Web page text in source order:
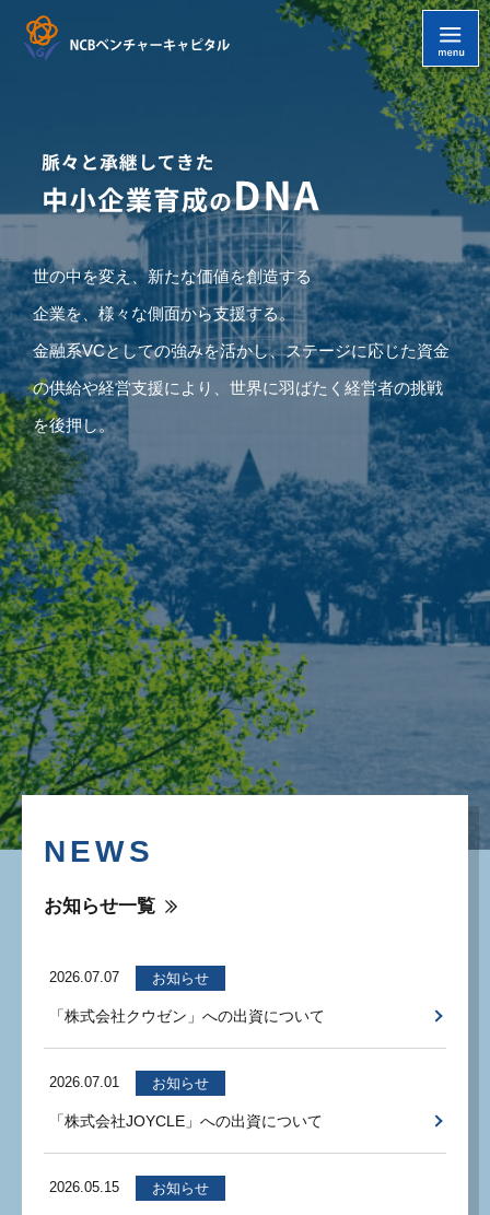
世の中を変え、新たな価値を創造する
企業を、様々な側面から支援する。
金融系VCとしての強みを活かし、ステージに応じた資金
の供給や経営支援により、 世界に羽ばたく経営者の挑戦
を後押し。
NEWS
お知らせ一覧
2026.07.07 お知らせ
「株式会社クウゼン」への出資について
2026.07.01 お知らせ
「株式会社JOYCLE」への出資について
2026.05.15 お知らせ